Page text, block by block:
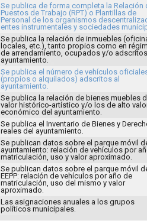
Se publica de forma completa la Relación
Puestos de Trabajo (RPT) o Plantillas de
Personal de los organismos
entes instrumentales y sociedades
Se publica la relación de inmuebles
locales, etc.), tanto propios como en
de arrendamiento, ocupados y/o
ayuntamiento.
Se publica el número de vehículos
(propios o alquilados) adscritos al
ayuntamiento.
Se publica la relación de bienes muebles
valor histórico-artístico y/o los de alto
económico del ayuntamiento.
Se publica el Inventario de Bienes y
reales del ayuntamiento.
Se publican datos sobre el parque móvil
ayuntamiento: relación de vehículos por
matriculación, uso y valor aproximado.
Se publican datos sobre el parque móvil
EEPP: relación de vehículos por año de
matriculación, uso del mismo y valor
aproximado.
Las asignaciones anuales a los grupos
políticos municipales.